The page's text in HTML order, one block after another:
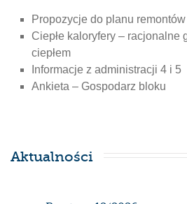
Propozycje do planu
Ciepłe kaloryfery – racjonalne
ciepłem
Informacje z administracji 4 i 5
Ankieta – Gospodarz bloku
Aktualności